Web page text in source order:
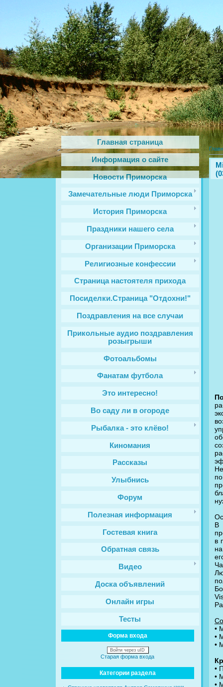
Главная страница
Информация о сайте
Новости Приморска
Замечательные люди Приморска
История Приморска
Праздники нашего села
Организации Приморска
Религиозные конфессии
Cтраница настоятеля прихода
Посиделки.Страница "Отдохни!"
Поздравления на все случаи
Прикольные аудио поздравления
розыгрыши
Фотоальбомы
Фанатам футбола
Это интересно!
Во саду ли в огороде
Рыбалка - это клёво!
Киномания
Рассказы
Улыбнись
Форум
Полезная информация
Гостевая книга
Обратная связь
Видео
Доска объявлений
Онлайн игры
Тесты
Форма входа
Войти через uID
Старая форма входа
Категории раздела
В
в
•
•
•
•
•
•